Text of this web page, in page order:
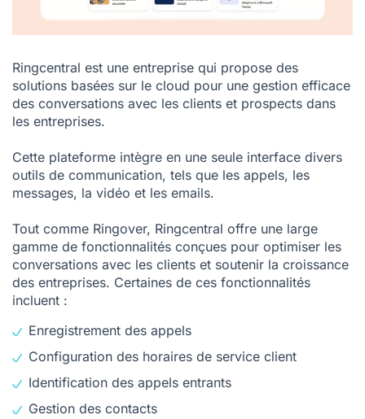
Ringcentral est une entreprise qui propose des
solutions basées sur le cloud pour une gestion efficace
des conversations avec les clients et prospects dans
les entreprises.
Cette plateforme intègre en une seule interface divers
outils de communication, tels que les appels, les
messages, la vidéo et les emails.
Tout comme Ringover, Ringcentral offre une large
gamme de fonctionnalités conçues pour optimiser les
conversations avec les clients et soutenir la croissance
des entreprises. Certaines de ces fonctionnalités
incluent :
Enregistrement des appels
Configuration des horaires de service client
Identification des appels entrants
Gestion des contacts